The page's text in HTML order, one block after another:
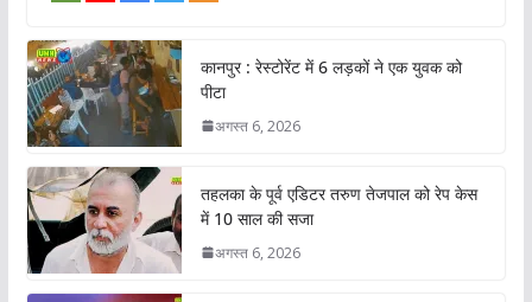
कानपुर : रेस्टोरेंट में 6 लड़कों ने एक युवक को
पीटा
अगस्त 6, 2026
तहलका के पूर्व एडिटर तरुण तेजपाल को रेप केस
में 10 साल की सजा
अगस्त 6, 2026